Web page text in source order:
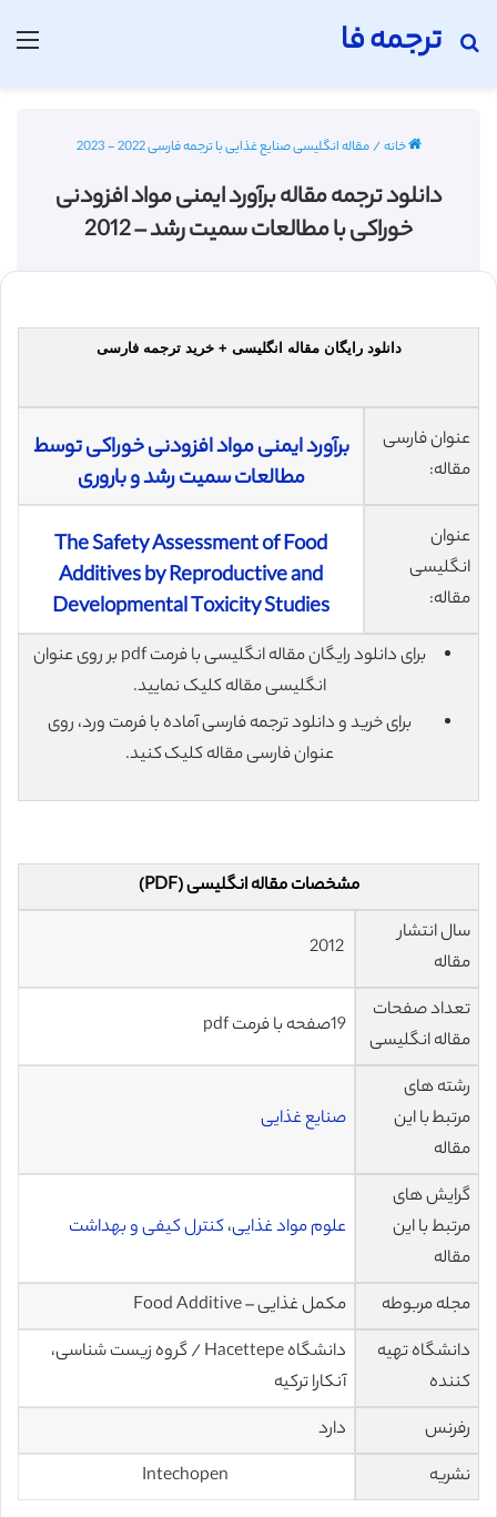
ترجمه فا
جستجو برای
خانه/مقاله انگلیسی صنایع غذایی با ترجمه فارسی 2022 - 2023
دانلود ترجمه مقاله برآورد ایمنی مواد افزودنی
خوراکی با مطالعات سمیت رشد – 2012
دانلود رایگان مقاله انگلیسی + خرید ترجمه فارسی
عنوان فارسی
مقاله:
برآورد ایمنی مواد افزودنی خوراکی توسط
مطالعات سمیت رشد و باروری
عنوان
انگلیسی
مقاله:
The Safety Assessment of Food
Additives by Reproductive and
Developmental Toxicity Studies
برای دانلود رایگان مقاله انگلیسی با فرمت pdf بر روی عنوان
انگلیسی مقاله کلیک نمایید.
برای خرید و دانلود ترجمه فارسی آماده با فرمت ورد، روی
عنوان فارسی مقاله کلیک کنید.
مشخصات مقاله انگلیسی (PDF)
سال انتشار
مقاله
تعداد صفحات
مقاله انگلیسی
19صفحه با فرمت pdf
رشته های
مرتبط با این
مقاله
صنایع غذایی
گرایش های
مرتبط با این
مقاله
علوم مواد غذایی،کنترل کیفی و بهداشت
مجله مربوطه
مکمل غذایی – Food Additive
دانشگاه تهیه
کننده
دانشگاه Hacettepe / گروه زیست شناسی،
آنکارا ترکیه
رفرنس
دارد
نشریه